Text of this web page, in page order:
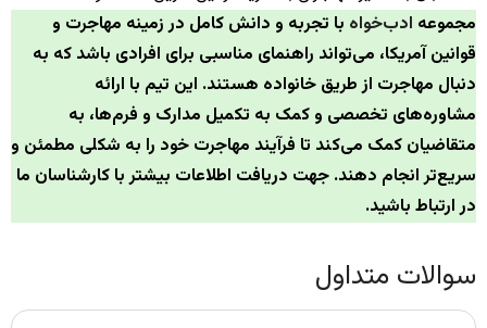
مجموعه ادب‌خواه با تجربه و دانش کامل در زمینه مهاجرت و
قوانین آمریکا، می‌تواند راهنمای مناسبی برای افرادی باشد که به
دنبال مهاجرت از طریق خانواده هستند. این تیم با ارائه
مشاوره‌های تخصصی و کمک به تکمیل مدارک و فرم‌ها، به
متقاضیان کمک می‌کند تا فرآیند مهاجرت خود را به شکلی مطمئن و
سریع‌تر انجام دهند. جهت دریافت اطلاعات بیشتر با کارشناسان ما
در ارتباط باشید.
سوالات متداول